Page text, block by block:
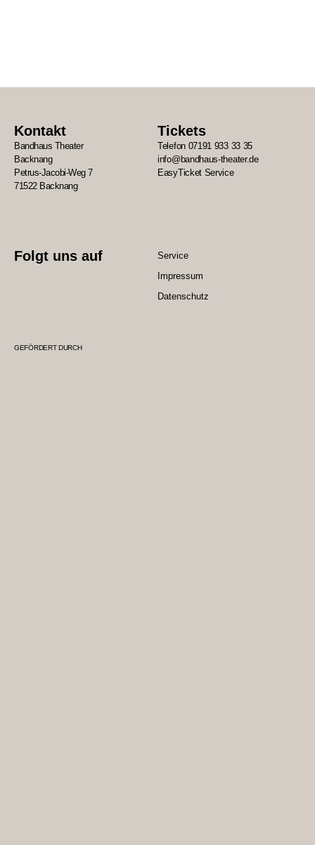
Kontakt
Bandhaus Theater
Backnang
Petrus-Jacobi-Weg 7
71522 Backnang
Tickets
Telefon 07191 933 33 35
info@bandhaus-theater.de
EasyTicket Service
Folgt uns auf
Service
Impressum
Datenschutz
GEFÖRDERT DURCH